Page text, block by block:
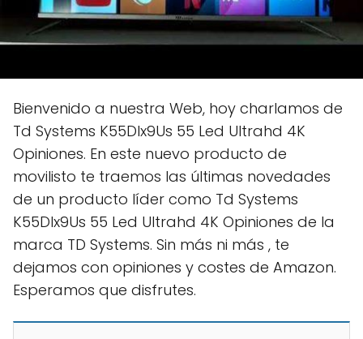
Bienvenido a nuestra Web, hoy charlamos de
Td Systems K55Dlx9Us 55 Led Ultrahd 4K
Opiniones. En este nuevo producto de
movilisto te traemos las últimas novedades
de un producto líder como Td Systems
K55Dlx9Us 55 Led Ultrahd 4K Opiniones de la
marca TD Systems. Sin más ni más , te
dejamos con opiniones y costes de Amazon.
Esperamos que disfrutes.